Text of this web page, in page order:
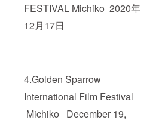
FESTIVAL Michiko 2020年
12月17日
4.Golden Sparrow
International Film Festival
Michiko December 19,